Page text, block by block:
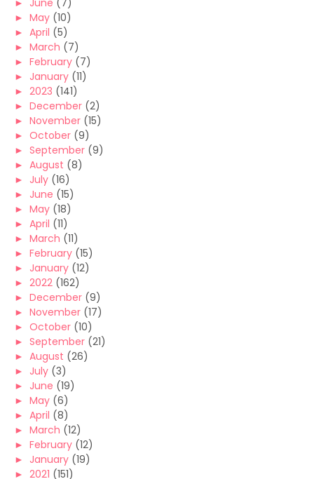
► June (7)
► May (10)
► April (5)
► March (7)
► February (7)
► January (11)
► 2023 (141)
► December (2)
► November (15)
► October (9)
► September (9)
► August (8)
► July (16)
► June (15)
► May (18)
► April (11)
► March (11)
► February (15)
► January (12)
► 2022 (162)
► December (9)
► November (17)
► October (10)
► September (21)
► August (26)
► July (3)
► June (19)
► May (6)
► April (8)
► March (12)
► February (12)
► January (19)
► 2021 (151)